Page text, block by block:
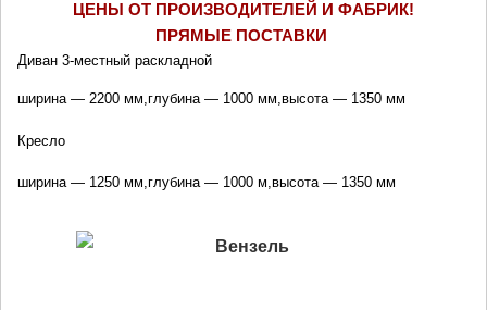
ЦЕНЫ ОТ ПРОИЗВОДИТЕЛЕЙ И ФАБРИК!
ПРЯМЫЕ ПОСТАВКИ
Диван 3-местный раскладной
ширина — 2200 мм,глубина — 1000 мм,высота — 1350 мм
Кресло
ширина — 1250 мм,глубина — 1000 м,высота — 1350 мм